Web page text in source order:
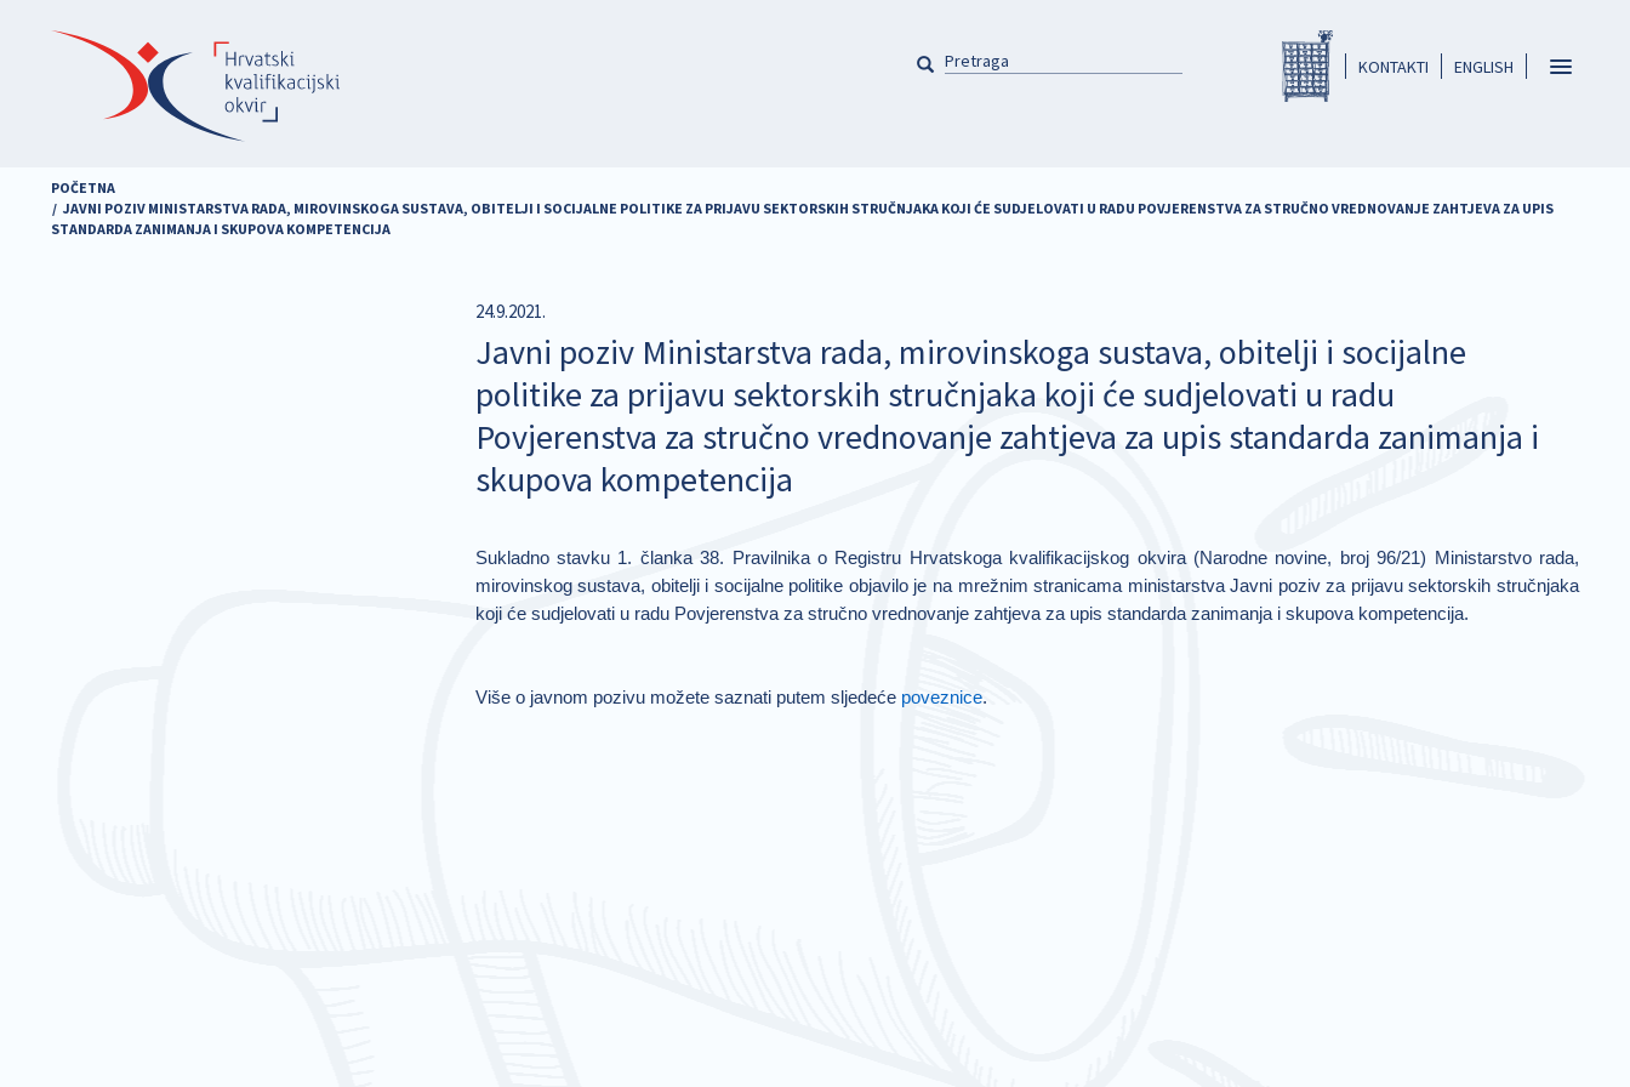
ENGLISH
headerKONTAKTI
PRETRAGA
Toggle
POČETNA
JAVNI POZIV MINISTARSTVA RADA, MIROVINSKOGA SUSTAVA, OBITELJI I SOCIJALNE POLITIKE ZA PRIJAVU SEKTORSKIH STRUČNJAKA KOJI ĆE SUDJELOVATI U RADU POVJERENSTVA ZA STRUČNO VREDNOVANJE ZAHTJEVA ZA UPIS
STANDARDA ZANIMANJA I SKUPOVA KOMPETENCIJA
24.9.2021.
Javni poziv Ministarstva rada, mirovinskoga sustava, obitelji i socijalne
politike za prijavu sektorskih stručnjaka koji će sudjelovati u radu
Povjerenstva za stručno vrednovanje zahtjeva za upis standarda zanimanja i
skupova kompetencija
Sukladno stavku 1. članka 38. Pravilnika o Registru Hrvatskoga kvalifikacijskog okvira (Narodne novine, broj 96/21) Ministarstvo rada,
mirovinskog sustava, obitelji i socijalne politike objavilo je na mrežnim stranicama ministarstva Javni poziv za prijavu sektorskih stručnjaka
koji će sudjelovati u radu Povjerenstva za stručno vrednovanje zahtjeva za upis standarda zanimanja i skupova kompetencija.
Više o javnom pozivu možete saznati putem sljedeće poveznice.